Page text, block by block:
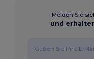
Melden Sie
und